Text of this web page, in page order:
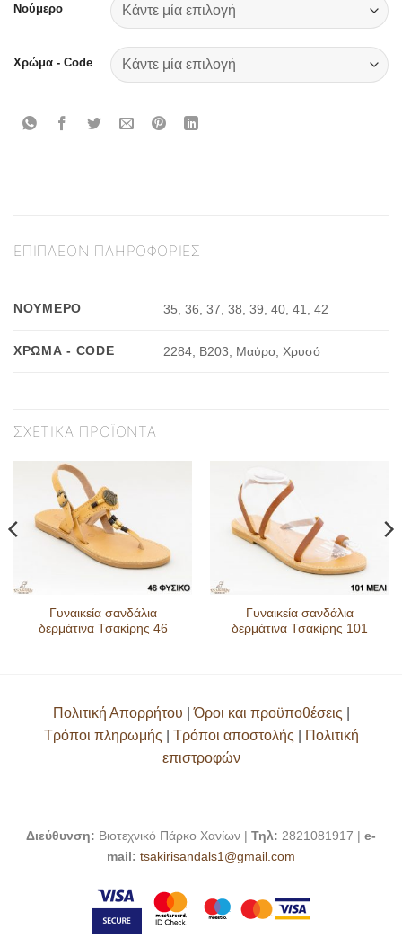
Νούμερο
Χρώμα - Code
ΕΠΙΠΛΈΟΝ ΠΛΗΡΟΦΟΡΊΕΣ
ΝΟΎΜΕΡΟ 35, 36, 37, 38, 39, 40, 41, 42
ΧΡΏΜΑ - CODE 2284, Β203, Μαύρο, Χρυσό
ΣΧΕΤΙΚΆ ΠΡΟΪΌΝΤΑ
Γυναικεία σανδάλια
δερμάτινα Τσακίρης 46
Γυναικεία σανδάλια
δερμάτινα Τσακίρης 101
Πολιτική Απορρήτου |Όροι και προϋποθέσεις
Τρόποι πληρωμής
Τρόποι αποστολής
Πολιτική
επιστροφών
Διεύθυνση: Βιοτεχνικό Πάρκο Χανίων | Τηλ: 2821081917 | e-
mail: tsakirisandals1@gmail.com